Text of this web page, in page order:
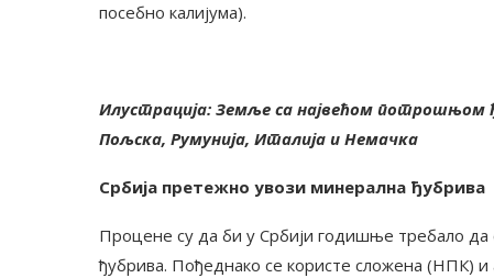
посебно калијума).
Илустрација: Земље са највећом потрошњом
Пољска, Румунија, Италија и Немачка
Србија претежно увози минерална ђубрива
Процене су да би у Србији годишње требало
ђубрива. Пођеднако се користе сложена (НПК) и